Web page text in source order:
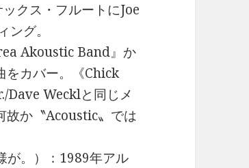
クス・フルートにJoe
グ。
Akoustic Band』か
をカバー。《Chick
Wecklと同じメ
故か〝Acoustic〟では
。）：1989年アル